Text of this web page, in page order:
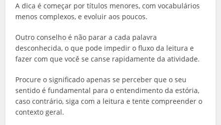
A dica é começar por títulos menores, com vocabulários
menos complexos, e evoluir aos poucos.
Outro conselho é não parar a cada palavra
desconhecida, o que pode impedir o fluxo da leitura e
fazer com que você se canse rapidamente da atividade.
Procure o significado apenas se perceber que o seu
sentido é fundamental para o entendimento da estória,
caso contrário, siga com a leitura e tente compreender o
contexto geral.